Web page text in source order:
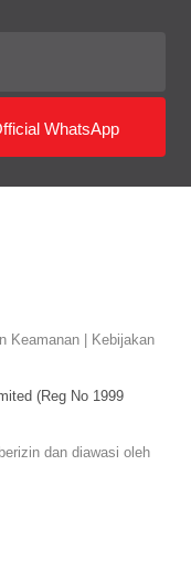
WhatsApp
Keamanan|
Kebijakan
(Reg No 1999
dan diawasi oleh